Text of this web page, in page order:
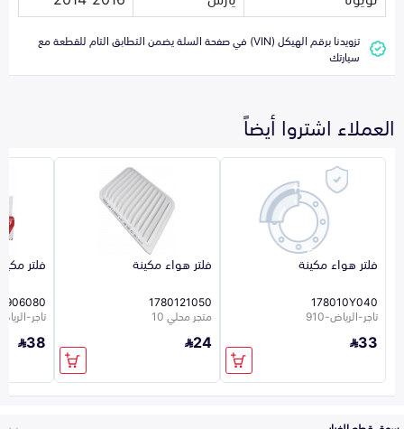
تزويدنا برقم الهيكل (VIN) في صفحة السلة يضمن التطابق التام للقطعة مع
سيارتك
العملاء اشتروا أيضاً
فلتر هواء مكينة
178010Y040
تاجر-الرياض-910
33
فلتر هواء مكينة
1780121050
متجر محلي 10
24
فلتر
تاجر-الرياض-
38